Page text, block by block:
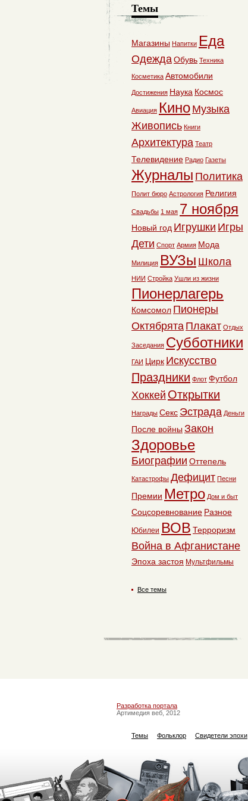
Темы
Магазины Напитки Еда
ОдеждаОбувь Техника
Косметика Автомобили
Достижения Наука Космос
Авиация Кино Музыка
Живопись Книги
Архитектура Театр
Телевидение Радио Газеты
Журналы Политика
Полит бюро Астрология Религия
Свадьбы 1 мая 7 ноября
Новый год Игрушки Игры
Дети Спорт Армия Мода
Милиция ВУЗы Школа
НИИ Стройка Ушли из жизни
Пионерлагерь
Комсомол Пионеры
Октябрята Плакат Отдых
Заседания Субботники
ГАИ Цирк Искусство
Праздники Флот Футбол
Хоккей Открытки
Награды Секс Эстрада Деньги
После войны Закон
Здоровье
Биографии Оттепель
Катастрофы Дефицит Песни
Премии Метро Дом и быт
Соцсоревнование Разное
Юбилеи ВОВ Терроризм
Война в Афганистане
Эпоха застоя Мультфильмы
Все темы
Разработка портала
Артимедия веб, 2012
Темы Фольклор Свидетели эпохи